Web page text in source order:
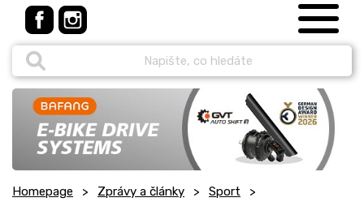
Homepage Zprávy a články
Sport